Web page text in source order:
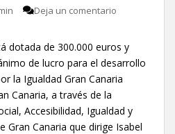
Deja un comentario
dotada de 300.000 euros y
de lucro para el desarrollo
la Igualdad Gran Canaria
Canaria, a través de la
Accesibilidad, Igualdad y
Gran Canaria que dirige Isabel